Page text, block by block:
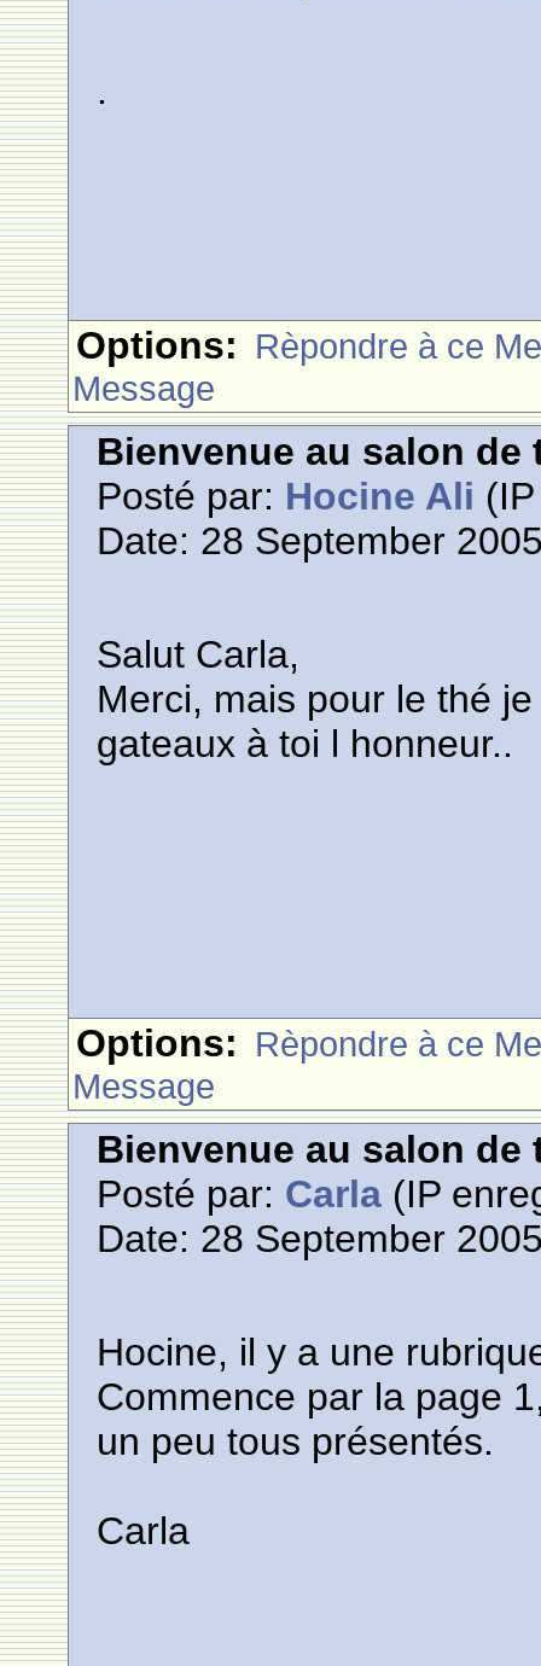
.
Options: Rèpondre à ce
Message
Bienvenue au salon de
Posté par: Hocine Ali
Date: 28 September
Salut Carla,
Merci, mais pour le thé
gateaux à toi l honneur..
Options: Rèpondre à ce
Message
Bienvenue au salon de
Posté par: Carla (IP
Date: 28 September
Hocine, il y a une
Commence par la page
un peu tous présentés.
Carla